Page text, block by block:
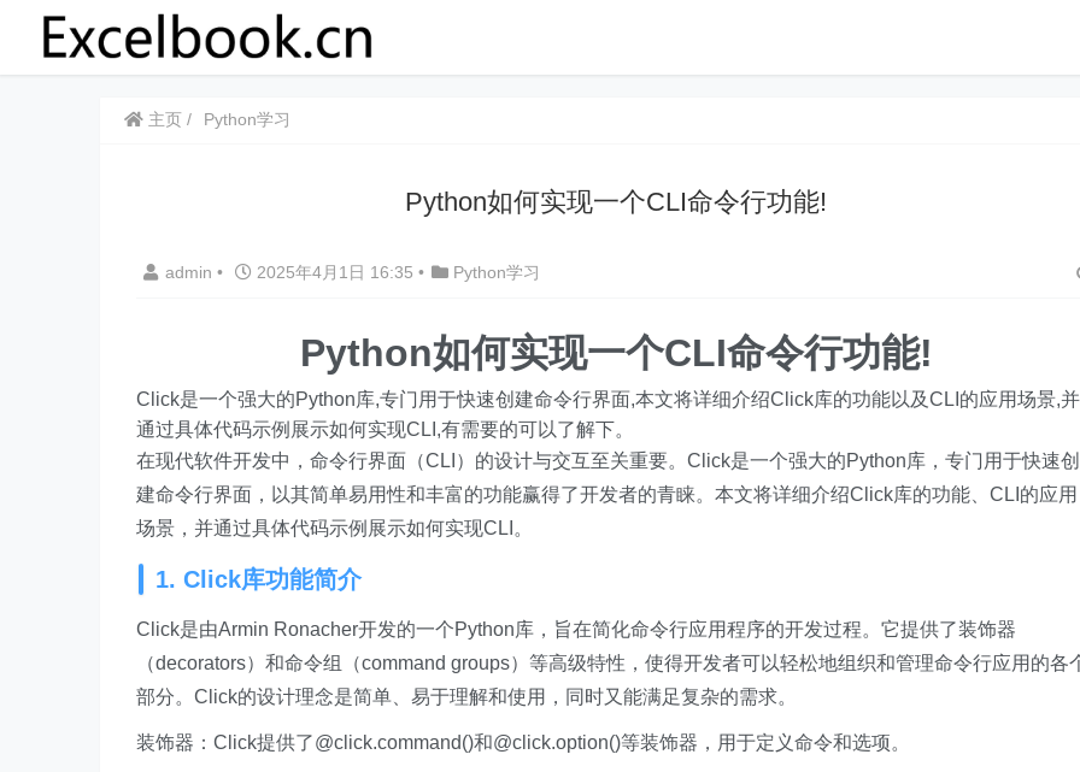
主页 Python学习
Python如何实现一个CLI命令行功能!
admin • 2025年4月1日 16:35 • Python学习
Python如何实现一个CLI命令行功能!
Click是一个强大的Python库,专门用于快速创建命令行界面,本文将详细介绍Click库的功能以及CLI的应用场景,并
通过具体代码示例展示如何实现CLI,有需要的可以了解下。
在现代软件开发中，命令行界面（CLI）的设计与交互至关重要。Click是一个强大的Python库，专门用于快速创
建命令行界面，以其简单易用性和丰富的功能赢得了开发者的青睐。本文将详细介绍Click库的功能、CLI的应用
场景，并通过具体代码示例展示如何实现CLI。
1. Click库功能简介
Click是由Armin Ronacher开发的一个Python库，旨在简化命令行应用程序的开发过程。它提供了装饰器
（decorators）和命令组（command groups）等高级特性，使得开发者可以轻松地组织和管理命令行应用的各
部分。Click的设计理念是简单、易于理解和使用，同时又能满足复杂的需求。
装饰器：Click提供了@click.command()和@click.option()等装饰器，用于定义命令和选项。